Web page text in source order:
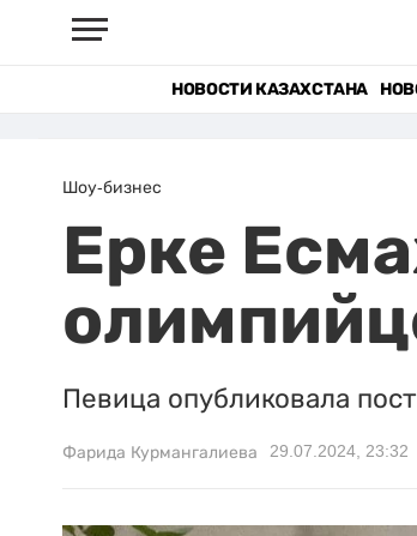
НОВОСТИ КАЗАХСТАНА
Шоу-бизнес
Ерке
Певица опубликовала
Фарида Курмангалиева 29.07.2024, 23:32